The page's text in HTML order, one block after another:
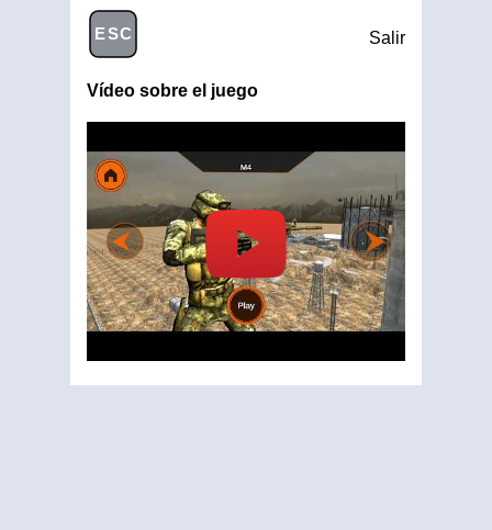
ESC Salir
Vídeo sobre el juego